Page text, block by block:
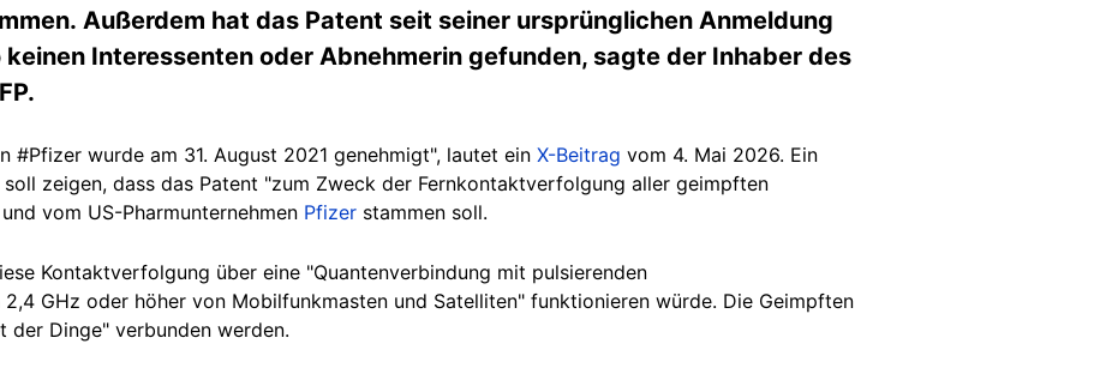
Außerdem hat das Patent seit seiner ursprünglichen Anmeldung
Interessenten oder Abnehmerin gefunden, sagte der Inhaber des
#Pfizer wurde am 31. August 2021 genehmigt", lautet ein X-Beitrag vom 4. Mai 2026. Ein
zeigen, dass das Patent "zum Zweck der Fernkontaktverfolgung aller geimpften
vom US-Pharmunternehmen Pfizer stammen soll.
Kontaktverfolgung über eine "Quantenverbindung mit pulsierenden
GHz oder höher von Mobilfunkmasten und Satelliten" funktionieren würde. Die Geimpften
der Dinge" verbunden werden.